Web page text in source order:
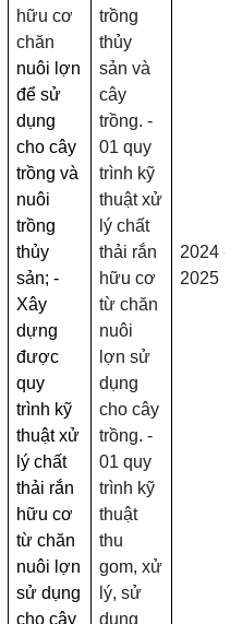
hữu cơ
chăn
nuôi lợn
để sử
dụng
cho cây
trồng và
nuôi
trồng
thủy
sản; -
Xây
dựng
được
quy
trình kỹ
thuật xử
lý chất
thải rắn
hữu cơ
từ chăn
nuôi lợn
sử dụng
cho cây
trồng
thủy
sản và
cây
trồng. -
01 quy
trình kỹ
thuật xử
lý chất
thải rắn
hữu cơ
từ chăn
nuôi
lợn sử
dụng
cho cây
trồng. -
01 quy
trình kỹ
thuật
thu
gom, xử
lý, sử
dụng
2024 -
2025